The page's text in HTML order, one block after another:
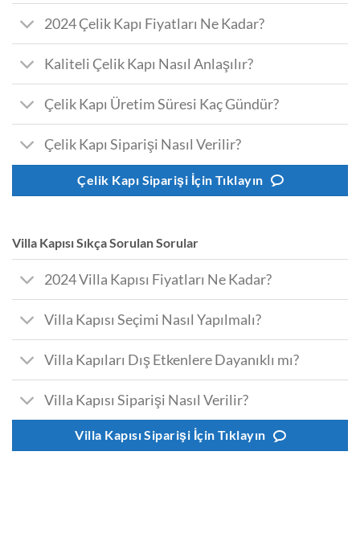
2024 Çelik Kapı Fiyatları Ne Kadar?
Kaliteli Çelik Kapı Nasıl Anlaşılır?
Çelik Kapı Üretim Süresi Kaç Gündür?
Çelik Kapı Siparişi Nasıl Verilir?
Çelik Kapı Siparişi İçin Tıklayın
Villa Kapısı Sıkça Sorulan Sorular
2024 Villa Kapısı Fiyatları Ne Kadar?
Villa Kapısı Seçimi Nasıl Yapılmalı?
Villa Kapıları Dış Etkenlere Dayanıklı mı?
Villa Kapısı Siparişi Nasıl Verilir?
Villa Kapısı Siparişi İçin Tıklayın